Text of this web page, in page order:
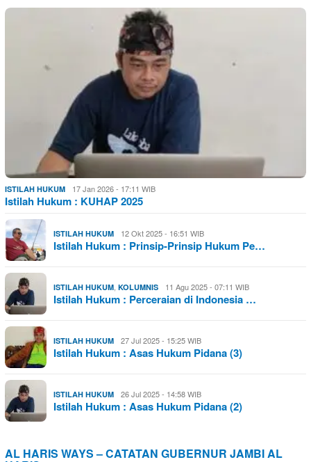
ISTILAH HUKUM 17 Jan 2026 - 17:11 WIB
Istilah Hukum : KUHAP 2025
ISTILAH HUKUM 12 Okt 2025 - 16:51 WIB
Istilah Hukum : Prinsip-Prinsip Hukum Pe…
ISTILAH HUKUM, KOLUMNIS 11 Agu 2025 - 07:11 WIB
Istilah Hukum : Perceraian di Indonesia …
ISTILAH HUKUM 27 Jul 2025 - 15:25 WIB
Istilah Hukum : Asas Hukum Pidana (3)
ISTILAH HUKUM 26 Jul 2025 - 14:58 WIB
Istilah Hukum : Asas Hukum Pidana (2)
AL HARIS WAYS – CATATAN GUBERNUR JAMBI AL